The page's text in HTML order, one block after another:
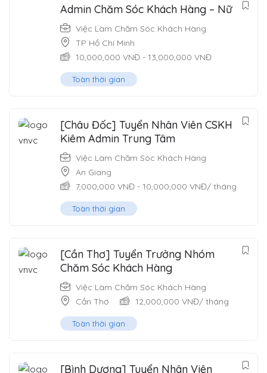
Admin Chăm Sóc Khách Hàng – Nữ
Việc Làm Chăm Sóc Khách Hàng
TP Hồ Chí Minh
10,000,000 VNĐ - 13,000,000 VNĐ
Toàn thời gian
[Châu Đốc] Tuyển Nhân Viên CSKH
Kiêm Admin Trung Tâm
Việc Làm Chăm Sóc Khách Hàng
An Giang
7,000,000 VNĐ - 10,000,000 VNĐ/ tháng
Toàn thời gian
[Cần Thơ] Tuyển Trưởng Nhóm
Chăm Sóc Khách Hàng
Việc Làm Chăm Sóc Khách Hàng
Cần Thơ
12,000,000 VNĐ/ tháng
Toàn thời gian
[Bình Dương] Tuyển Nhân Viên